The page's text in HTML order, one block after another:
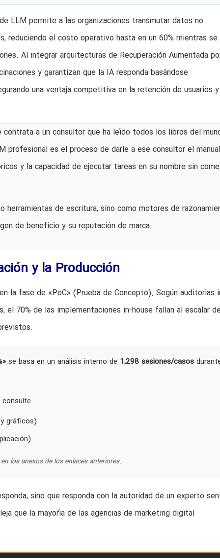
LLM permite a las organizaciones transmutar datos no
reduciendo el costo operativo hasta en un 60% mientras se
Al integrar arquitecturas de Recuperación Aumentada
y garantizan que la IA responda basándose
una ventaja competitiva en la retención de usuarios y
a un consultor que ha leído todos los libros del
profesional es el proceso de darle a ese consultor el
y la capacidad de ejecutar tareas en su nombre sin
herramientas de escritura, sino como motores de
de beneficio y su reputación de marca.
y la Producción
la fase de «PoC» (Prueba de Concepto). Según auditorías
el 70% de las implementaciones in-house fallan al escalar
se basa en un análisis interno de 1,298 sesiones/casos
gráficos)
los anexos de los enlaces anteriores.
sino que responda con la autoridad de un experto
que la mayoría de las agencias de marketing digital